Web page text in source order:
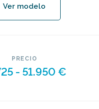
Ver modelo
PRECIO
- 51.950 €